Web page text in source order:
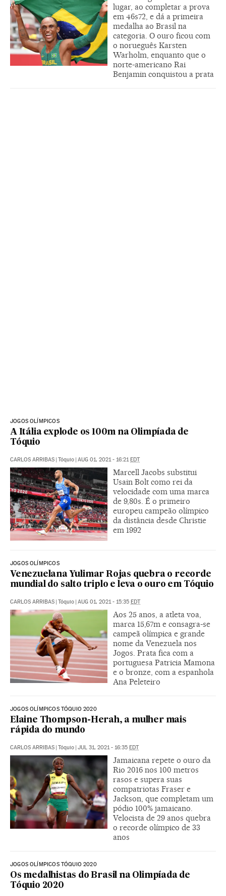
lugar, ao completar a prova
em 46s72, e dá a primeira
medalha ao Brasil na
categoria. O ouro ficou com
o norueguês Karsten
Warholm, enquanto que o
norte-americano Rai
Benjamin conquistou a prata
JOGOS OLÍMPICOS
A Itália explode os 100m na Olimpíada de
Tóquio
CARLOS ARRIBAS Tóquio AUG 01, 2021 - 16:21 EDT
Marcell Jacobs substitui
Usain Bolt como rei da
velocidade com uma marca
de 9,80s. É o primeiro
europeu campeão olímpico
da distância desde Christie
em 1992
JOGOS OLÍMPICOS
Venezuelana Yulimar Rojas quebra o recorde
mundial do salto triplo e leva o ouro em Tóquio
CARLOS ARRIBAS Tóquio AUG 01, 2021 - 15:35 EDT
Aos 25 anos, a atleta voa,
marca 15,67m e consagra-se
campeã olímpica e grande
nome da Venezuela nos
Jogos. Prata fica com a
portuguesa Patricia Mamona
e o bronze, com a espanhola
Ana Peleteiro
JOGOS OLÍMPICOS TÓQUIO 2020
Elaine Thompson-Herah, a mulher mais
rápida do mundo
CARLOS ARRIBAS Tóquio JUL 31, 2021 - 16:35 EDT
Jamaicana repete o ouro da
Rio 2016 nos 100 metros
rasos e supera suas
compatriotas Fraser e
Jackson, que completam um
pódio 100% jamaicano.
Velocista de 29 anos quebra
o recorde olímpico de 33
anos
JOGOS OLÍMPICOS TÓQUIO 2020
Os medalhistas do Brasil na Olimpíada de
Tóquio 2020